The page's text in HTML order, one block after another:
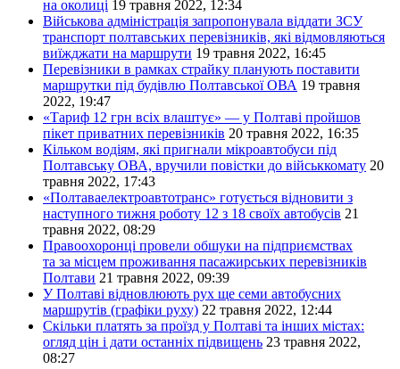
на околиці 19 травня 2022, 12:34
Військова адміністрація запропонувала віддати ЗСУ
транспорт полтавських перевізників, які відмовляються
виїжджати на маршрути 19 травня 2022, 16:45
Перевізники в рамках страйку планують поставити
маршрутки під будівлю Полтавської ОВА 19 травня
2022, 19:47
«Тариф 12 грн всіх влаштує» — у Полтаві пройшов
пікет приватних перевізників 20 травня 2022, 16:35
Кільком водіям, які пригнали мікроавтобуси під
Полтавську ОВА, вручили повістки до військкомату 20
травня 2022, 17:43
«Полтаваелектроавтотранс» готується відновити з
наступного тижня роботу 12 з 18 своїх автобусів 21
травня 2022, 08:29
Правоохоронці провели обшуки на підприємствах
та за місцем проживання пасажирських перевізників
Полтави 21 травня 2022, 09:39
У Полтаві відновлюють рух ще семи автобусних
маршрутів (графіки руху) 22 травня 2022, 12:44
Скільки платять за проїзд у Полтаві та інших містах:
огляд цін і дати останніх підвищень 23 травня 2022,
08:27